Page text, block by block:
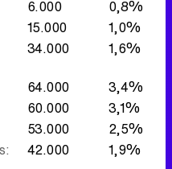
53.000
2,5%
42.000 1,9%
32.000
1,2%
79.000
2,0%
107.000
1,6%
215.000 2,4%